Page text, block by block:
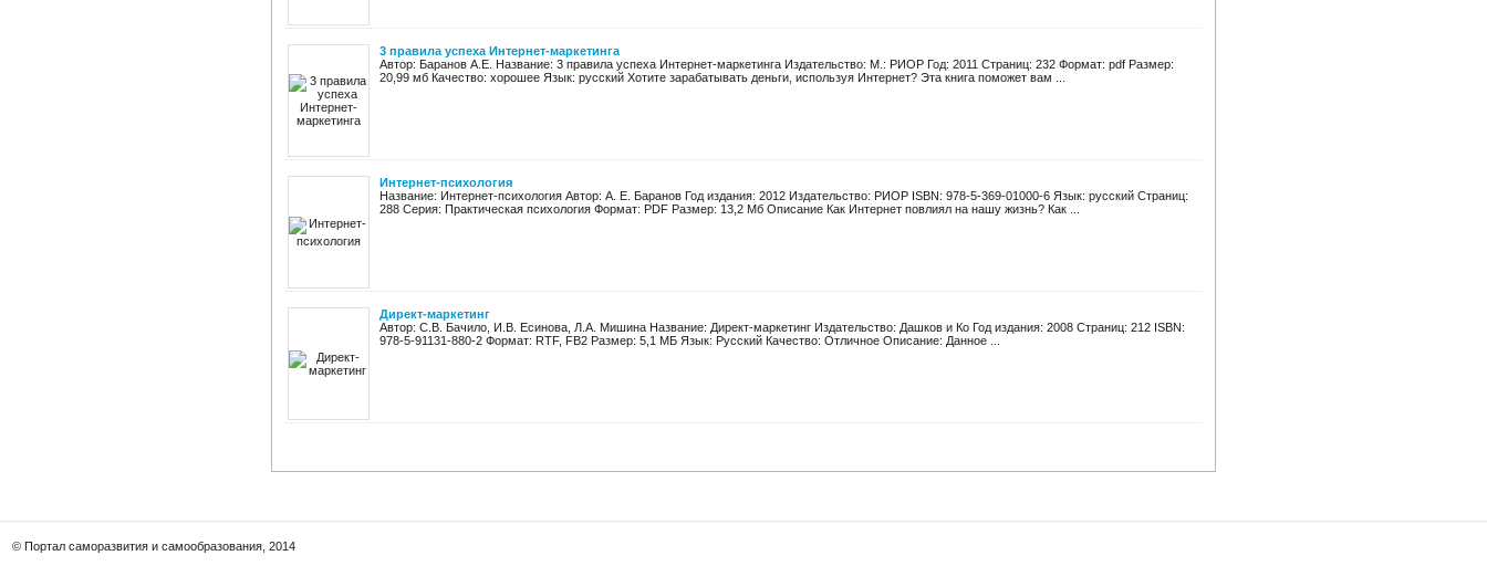
3 правила успеха Интернет-маркетинга
Автор: Баранов А.Е. Название: 3 правила успеха Интернет-маркетинга Издательство: М.: РИОР Год: 2011 Страниц: 232 Формат: pdf Размер:
20,99 мб Качество: хорошее Язык: русский Хотите зарабатывать деньги, используя Интернет? Эта книга поможет вам ...
Интернет-психология
Название: Интернет-психология Автор: А. Е. Баранов Год издания: 2012 Издательство: РИОР ISBN: 978-5-369-01000-6 Язык: русский Страниц:
288 Серия: Практическая психология Формат: PDF Размер: 13,2 Мб Описание Как Интернет повлиял на нашу жизнь? Как ...
Директ-маркетинг
Автор: С.В. Бачило, И.В. Есинова, Л.А. Мишина Название: Директ-маркетинг Издательство: Дашков и Ко Год издания: 2008 Страниц: 212 ISBN:
978-5-91131-880-2 Формат: RTF, FB2 Размер: 5,1 МБ Язык: Русский Качество: Отличное Описание: Данное ...
© Портал саморазвития и самообразования, 2014